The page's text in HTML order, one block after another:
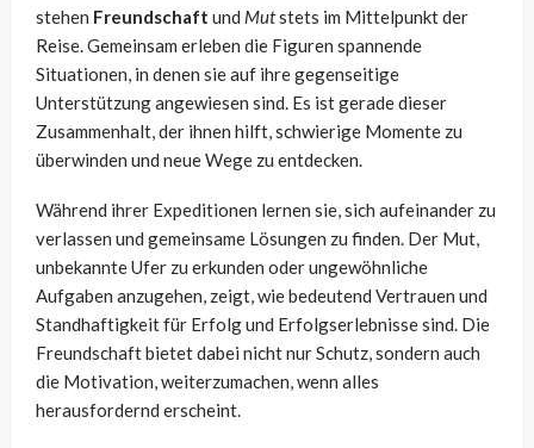
stehen Freundschaft und Mutstets im Mittelpunkt der
Reise. Gemeinsam erleben die Figuren spannende
Situationen, in denen sie auf ihre gegenseitige
Unterstützung angewiesen sind. Es ist gerade dieser
Zusammenhalt, der ihnen hilft, schwierige Momente zu
überwinden und neue Wege zu entdecken.
Während ihrer Expeditionen lernen sie, sich aufeinander zu
verlassen und gemeinsame Lösungen zu finden. Der Mut,
unbekannte Ufer zu erkunden oder ungewöhnliche
Aufgaben anzugehen, zeigt, wie bedeutend Vertrauen und
Standhaftigkeit für Erfolg und Erfolgserlebnisse sind. Die
Freundschaft bietet dabei nicht nur Schutz, sondern auch
die Motivation, weiterzumachen, wenn alles
herausfordernd erscheint.